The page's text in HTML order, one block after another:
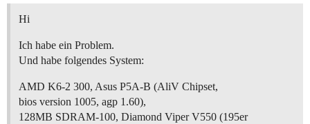
Hi
Ich habe ein Problem.
Und habe folgendes System:
AMD K6-2 300, Asus P5A-B (AliV Chipset,
bios version 1005, agp 1.60),
128MB SDRAM-100, Diamond Viper V550 (195er